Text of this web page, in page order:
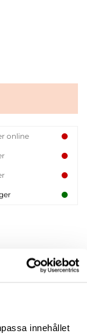
innehållet
online